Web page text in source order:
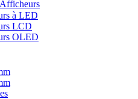
à LED
LCD
OLED